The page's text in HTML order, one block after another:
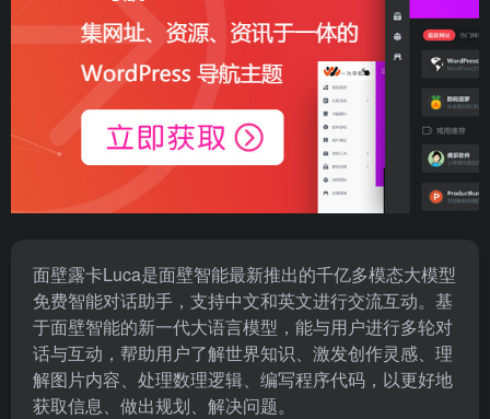
面壁露卡Luca是面壁智能最新推出的千亿多模态大模型
免费智能对话助手，支持中文和英文进行交流互动。基
于面壁智能的新一代大语言模型，能与用户进行多轮对
话与互动，帮助用户了解世界知识、激发创作灵感、理
解图片内容、处理数理逻辑、编写程序代码，以更好地
获取信息、做出规划、解决问题。